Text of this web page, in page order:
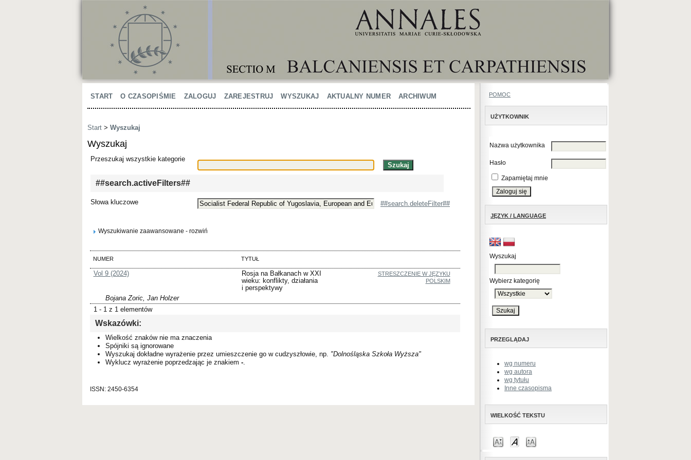
POMOC
UŻYTKOWNIK
Nazwa użytkownika
Hasło
Zapamiętaj mnie
JĘZYK / LANGUAGE
Wyszukaj
Wybierz kategorię
PRZEGLĄDAJ
wg numeru
wg autora
wg tytułu
Inne czasopisma
WIELKOŚĆ TEKSTU
START O CZASOPIŚMIE ZALOGUJ ZAREJESTRUJ WYSZUKAJ AKTUALNY NUMER ARCHIWUM
Start > Wyszukaj
Wyszukaj
Przeszukaj wszystkie kategorie
##search.activeFilters##
Słowa kluczowe ##search.deleteFilter##
Wyszukiwanie zaawansowane - rozwiń
NUMER TYTUŁ
Vol 9 (2024)
Rosja na Bałkanach w XXI
wieku: konflikty, działania
i perspektywy
STRESZCZENIE W JĘZYKU
POLSKIM
Bojana Zoric, Jan Holzer
1 - 1 z 1 elementów
Wskazówki:
Wielkość znaków nie ma znaczenia
Spójniki są ignorowane
Wyszukaj dokładne wyrażenie przez umieszczenie go w cudzyszłowie, np. "Dolnośląska Szkoła Wyższa"
Wyklucz wyrażenie poprzedzając je znakiem -.
ISSN: 2450-6354